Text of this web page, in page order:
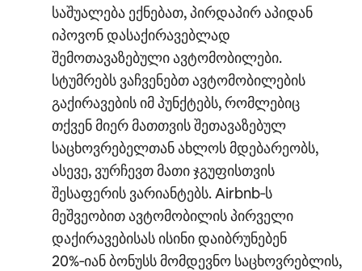
საშუალება ექნებათ, პირდაპირ აპიდან
იპოვონ დასაქირავებლად
შემოთავაზებული ავტომობილები.
სტუმრებს ვაჩვენებთ ავტომობილების
გაქირავების იმ პუნქტებს, რომლებიც
თქვენ მიერ მათთვის შეთავაზებულ
საცხოვრებელთან ახლოს მდებარეობს,
ასევე, ვურჩევთ მათი ჯგუფისთვის
შესაფერის ვარიანტებს. Airbnb‑ს
მეშვეობით ავტომობილის პირველი
დაქირავებისას ისინი დაიბრუნებენ
20%‑იან ბონუსს მომდევნო საცხოვრებლის,